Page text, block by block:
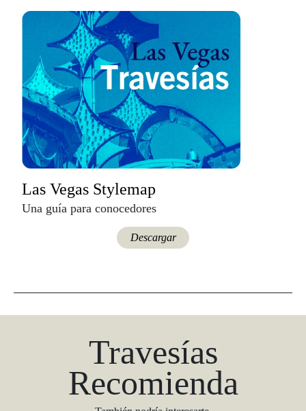
Las Vegas Stylemap
Una guía para conocedores
Descargar
Travesías
Recomienda